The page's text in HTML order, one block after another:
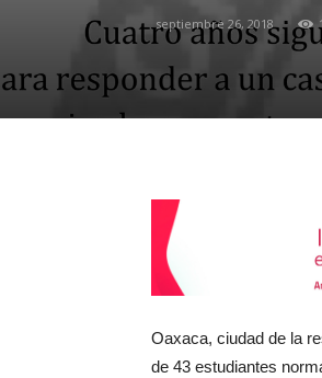
septiembre 26, 2018
Oaxaca, ciudad de la
de 43 estudiantes